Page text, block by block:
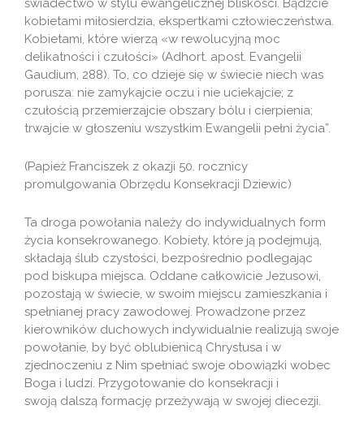
świadectwo w stylu ewangelicznej bliskości. Bądźcie
kobietami miłosierdzia, ekspertkami człowieczeństwa.
Kobietami, które wierzą «w rewolucyjną moc
delikatności i czułości» (Adhort. apost. Evangelii
Gaudium, 288). To, co dzieje się w świecie niech was
porusza: nie zamykajcie oczu i nie uciekajcie; z
czułością przemierzajcie obszary bólu i cierpienia;
trwajcie w głoszeniu wszystkim Ewangelii pełni życia”.
(Papież Franciszek z okazji 50. rocznicy
promulgowania Obrzędu Konsekracji Dziewic)
Ta droga powołania należy do indywidualnych form
życia konsekrowanego. Kobiety, które ją podejmują,
składają ślub czystości, bezpośrednio podlegając
pod biskupa miejsca. Oddane całkowicie Jezusowi,
pozostają w świecie, w swoim miejscu zamieszkania i
spełnianej pracy zawodowej. Prowadzone przez
kierowników duchowych indywidualnie realizują swoje
powołanie, by być oblubienicą Chrystusa i w
zjednoczeniu z Nim spełniać swoje obowiązki wobec
Boga i ludzi. Przygotowanie do konsekracji i
swoją dalszą formację przeżywają w swojej diecezji.